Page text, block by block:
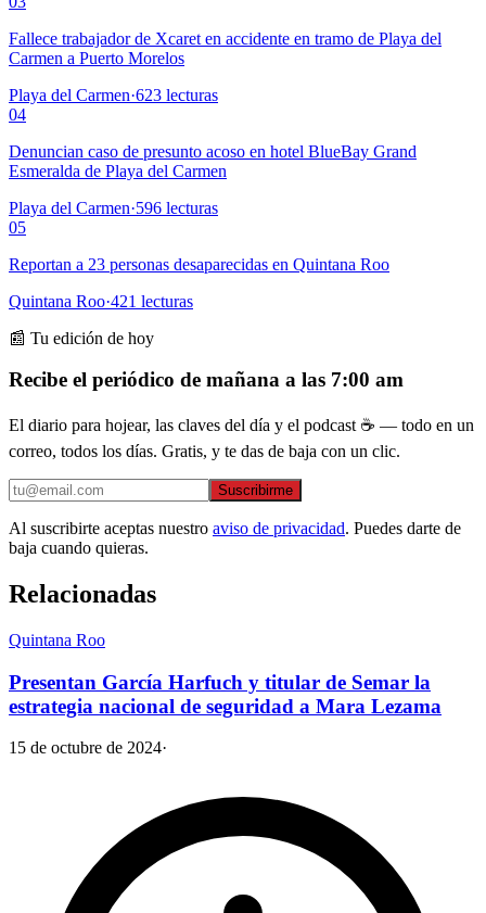
Fallece trabajador de Xcaret en accidente en tramo de Playa del
Carmen a Puerto Morelos
Playa del Carmen·623 lecturas
04
Denuncian caso de presunto acoso en hotel BlueBay Grand
Esmeralda de Playa del Carmen
Playa del Carmen·596 lecturas
05
Reportan a 23 personas desaparecidas en Quintana Roo
Quintana Roo·421 lecturas
📰 Tu edición de hoy
Recibe el periódico de mañana a las 7:00 am
El diario para hojear, las claves del día y el podcast ☕ — todo en un
correo, todos los días. Gratis, y te das de baja con un clic.
Suscribirme
Al suscribirte aceptas nuestro aviso de privacidad. Puedes darte de
baja cuando quieras.
Relacionadas
Quintana Roo
Presentan García Harfuch y titular de Semar la
estrategia nacional de seguridad a Mara Lezama
15 de octubre de 2024·